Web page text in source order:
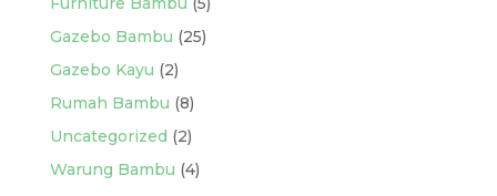
Gazebo Bambu (25)
Gazebo Kayu (2)
Rumah Bambu (8)
Uncategorized (2)
Warung Bambu (4)